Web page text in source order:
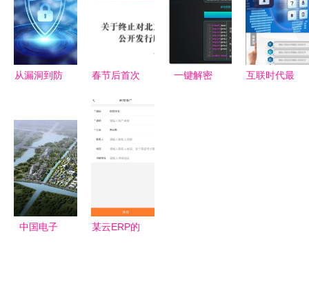
屏幕会生成
屏保
厂商如何应
件站提供安
卓最新版
v5.1.0及信
息安全保障
从漏洞到防
件开发的核
心与挑战
春节后首次
胶成功过
会，网络与
章
一键解密
互联时代最
中国电子
某云ERP的